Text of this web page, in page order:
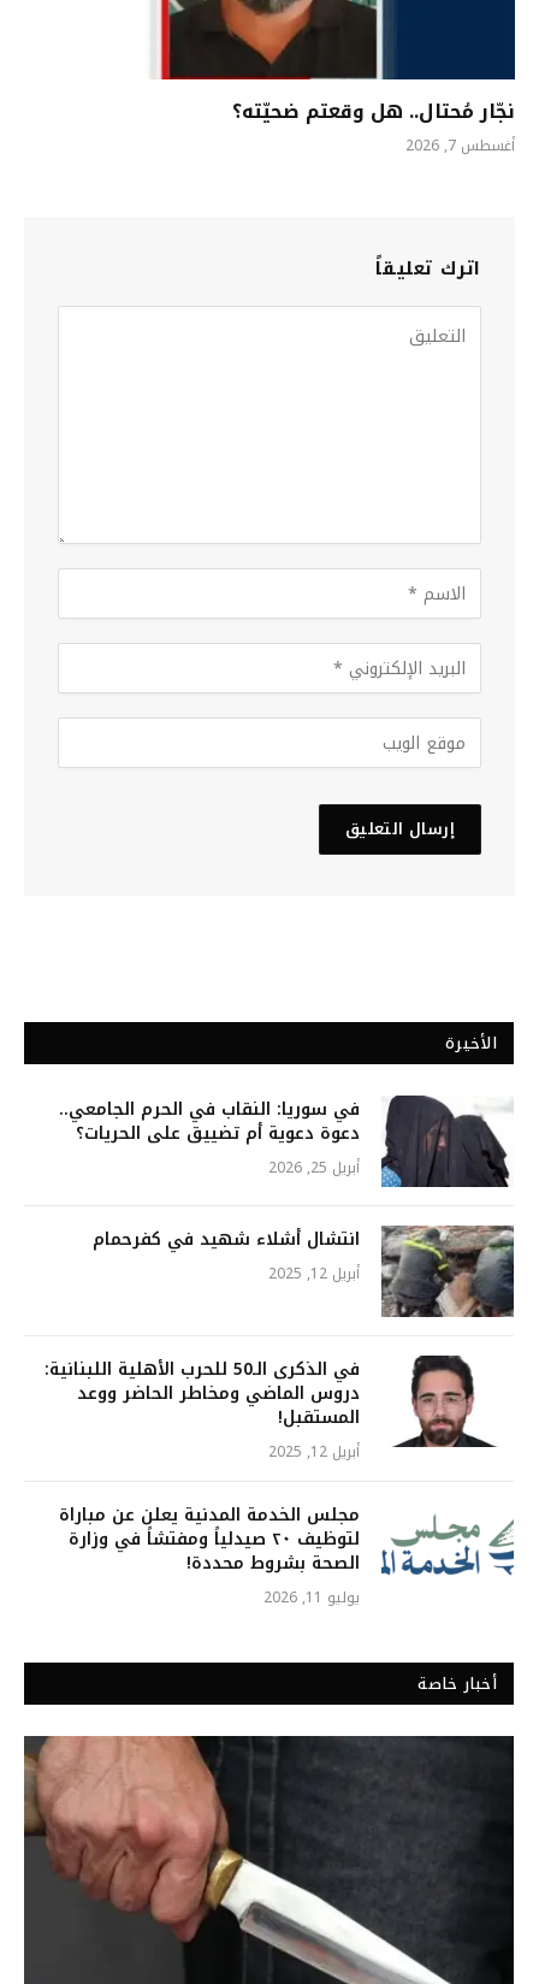
نجّار مُحتال.. هل وقعتم ضحيّته؟
أغسطس 7, 2026
اترك تعليقاً
الأخيرة
في سوريا: النقاب في الحرم الجامعي..
دعوة دعوية أم تضييق على الحريات؟
أبريل 25, 2026
انتشال أشلاء شهيد في كفرحمام
أبريل 12, 2025
في الذكرى الـ50 للحرب الأهلية اللبنانية:
دروس الماضي ومخاطر الحاضر ووعد
المستقبل!
أبريل 12, 2025
مجلس الخدمة المدنية يعلن عن مباراة
لتوظيف ٢٠ صيدلياً ومفتشاً في وزارة
الصحة بشروط محددة!
يوليو 11, 2026
أخبار خاصة